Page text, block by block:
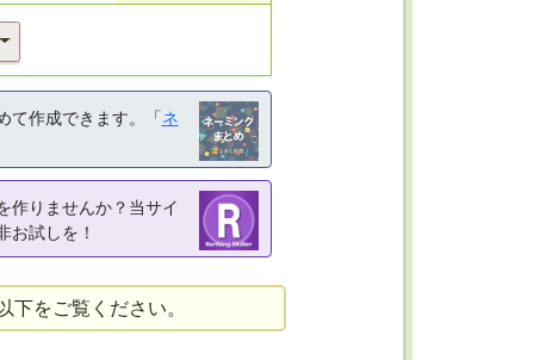
て作成できます。「ネ
作りませんか？当サイ
お試しを！
下をご覧ください。